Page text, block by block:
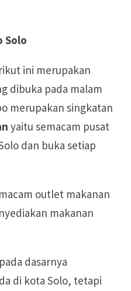
Solo
ini merupakan
dibuka pada malam
merupakan singkatan
yaitu semacam pusat
dan buka setiap
outlet makanan
makanan
dasarnya
di kota Solo, tetapi